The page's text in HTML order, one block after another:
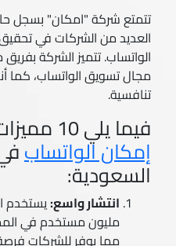
تتمتع شركة "امكان" بسجل
العديد من الشركات في
الواتساب. تتميز الشركة
مجال تسويق الواتساب، كما
تنافسية.
فيما يلي 10 مميزات للتسويق عبر
إمكان الواتساب
السعودية:
انتشار واسع:
مليون مستخدم في
مما يوفر للشركات